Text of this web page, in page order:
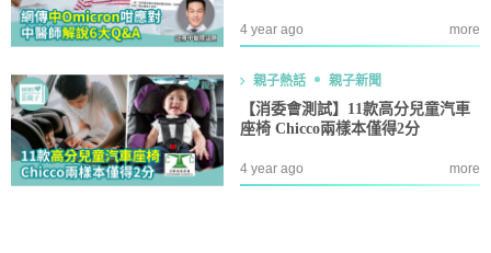
4 year ago more
親子熱話 親子新聞
【消委會測試】11款高分兒童汽車
座椅 Chicco兩樣本僅得2分
4 year ago more